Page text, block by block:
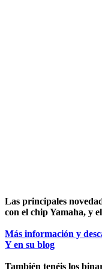
Las principales
con el chip Yamaha, y
Más información y
Y en su blog
También tenéis los